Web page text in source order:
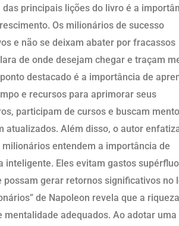
principais lições do livro é a
Os milionários de sucesso
e não se deixam abater por fracassos
de onde desejam chegar e traçam
destacado é a importância de
e recursos para aprimorar seus
participam de cursos e buscam
atualizados. Além disso, o autor
entendem a importância de
Eles evitam gastos
gerar retornos significativos no
de Napoleon revela que a
adequados. Ao adotar uma